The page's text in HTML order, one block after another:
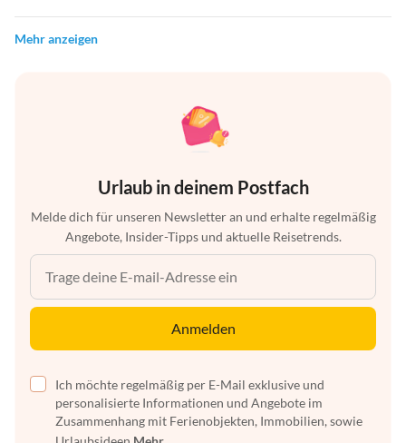
Mehr anzeigen
Urlaub in deinem Postfach
Melde dich für unseren Newsletter an und erhalte regelmäßig
Angebote, Insider-Tipps und aktuelle Reisetrends.
Anmelden
Ich möchte regelmäßig per E-Mail exklusive und
personalisierte Informationen und Angebote im
Zusammenhang mit Ferienobjekten, Immobilien, sowie